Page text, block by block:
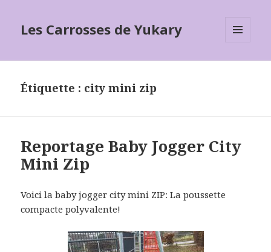
Les Carrosses de Yukary
Étiquette : city mini zip
Reportage Baby Jogger City
Mini Zip
Voici la baby jogger city mini ZIP: La poussette
compacte polyvalente!